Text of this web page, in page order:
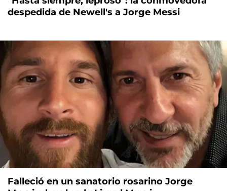
despedida de Newell's a Jorge Messi
Falleció en un sanatorio rosarino Jorge